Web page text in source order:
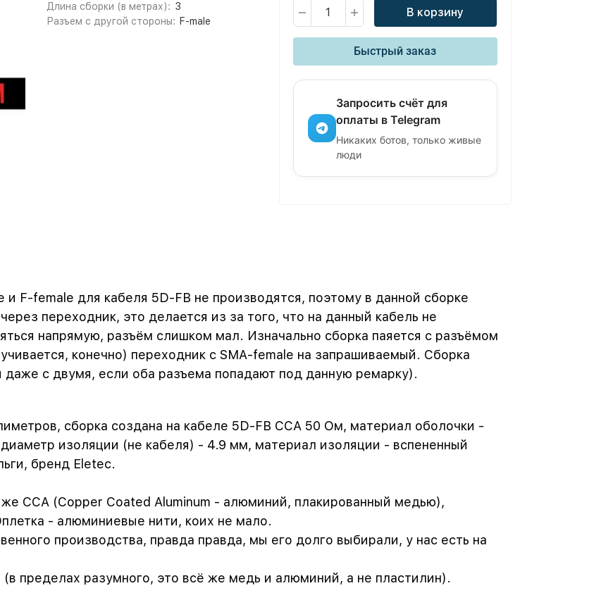
Длина сборки (в метрах): 3
Разъем с другой стороны: F-male
В корзину
Быстрый заказ
Запросить счёт для
оплаты в Telegram
Никаких ботов, только живые
люди
и F-female для кабеля 5D-FB не производятся, поэтому в данной сборке
переходник, это делается из за того, что на данный кабель не
напрямую, разъём слишком мал. Изначально сборка паяется с разъёмом
конечно) переходник с SMA-female на запрашиваемый. Сборка
даже с двумя, если оба разъема попадают под данную ремарку).
сборка создана на кабеле 5D-FB CCA 50 Ом, материал оболочки -
изоляции (не кабеля) - 4.9 мм, материал изоляции - вспененный
бренд Eletec.
CCA (Copper Coated Aluminum - алюминий, плакированный медью),
- алюминиевые нити, коих не мало.
производства, правда правда, мы его долго выбирали, у нас есть на
пределах разумного, это всё же медь и алюминий, а не пластилин).